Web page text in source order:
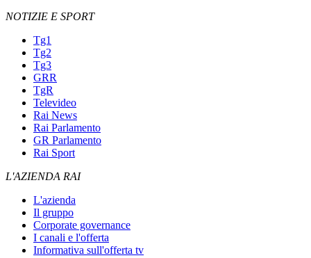
NOTIZIE E SPORT
Tg1
Tg2
Tg3
GRR
TgR
Televideo
Rai News
Rai Parlamento
GR Parlamento
Rai Sport
L'AZIENDA RAI
L'azienda
Il gruppo
Corporate governance
I canali e l'offerta
Informativa sull'offerta tv